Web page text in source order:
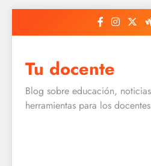
Tu docente
Blog sobre educación,
herramientas para los docentes